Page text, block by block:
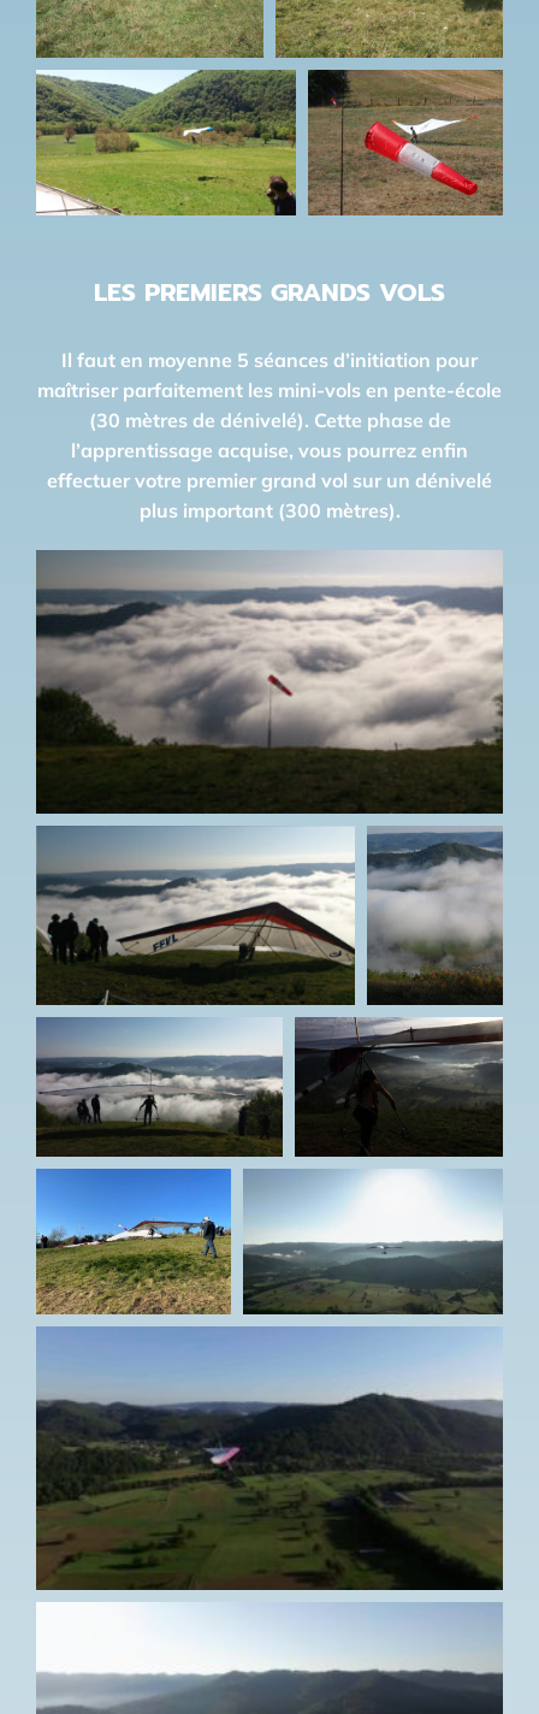
LES PREMIERS GRANDS VOLS
Il faut en moyenne 5 séances d’initiation pour
maîtriser parfaitement les mini-vols en pente-école
(30 mètres de dénivelé). Cette phase de
l’apprentissage acquise, vous pourrez enfin
effectuer votre premier grand vol sur un dénivelé
plus important (300 mètres).